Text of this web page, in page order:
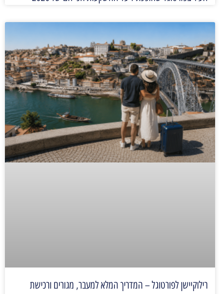
רילוקיישן לפורטוגל – המדריך המלא למעבר, מגורים ורכישת